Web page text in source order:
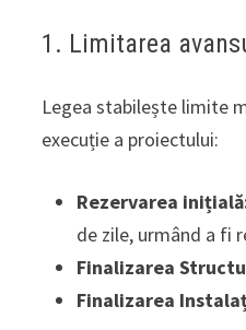
1. Limitarea
Legea stabilește limite
execuție a proiectului:
Rezervarea
de zile, urmând a fi
Finalizarea
Finalizarea